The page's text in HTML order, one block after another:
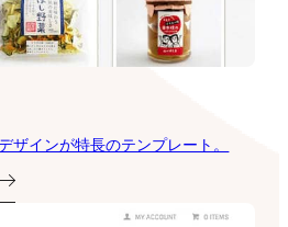
ザインが特長のテンプレート。